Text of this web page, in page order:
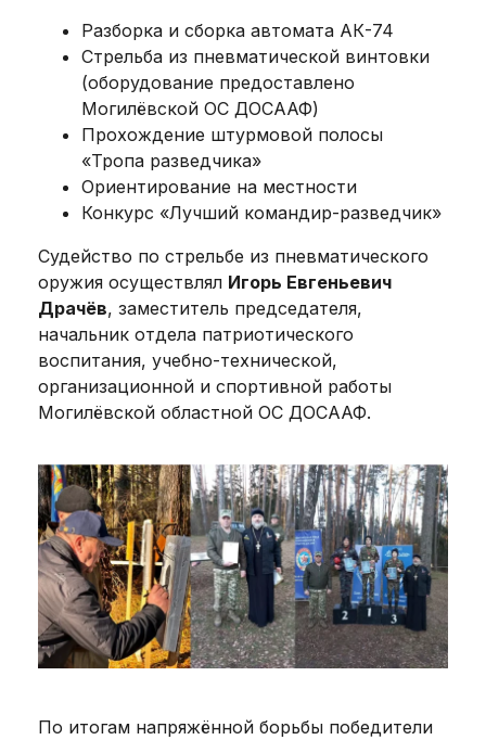
Разборка и сборка автомата АК-74
Стрельба из пневматической винтовки
(оборудование предоставлено
Могилёвской ОС ДОСААФ)
Прохождение штурмовой полосы
«Тропа разведчика»
Ориентирование на местности
Конкурс «Лучший командир-разведчик»
Судейство по стрельбе из пневматического
оружия осуществлял Игорь Евгеньевич
Драчёв, заместитель председателя,
начальник отдела патриотического
воспитания, учебно-технической,
организационной и спортивной работы
Могилёвской областной ОС ДОСААФ.
По итогам напряжённой борьбы победители